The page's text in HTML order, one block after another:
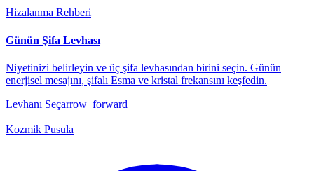
Hizalanma Rehberi
Günün Şifa Levhası
Niyetinizi belirleyin ve üç şifa levhasından birini seçin. Günün
enerjisel mesajını, şifalı Esma ve kristal frekansını keşfedin.
Levhanı Seçarrow_forward
Kozmik Pusula